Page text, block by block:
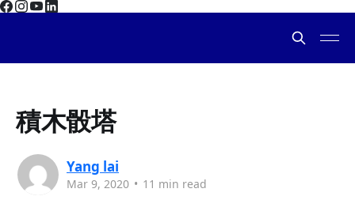
積木骰塔
Yang lai
Mar 9, 2020 • 11 min read